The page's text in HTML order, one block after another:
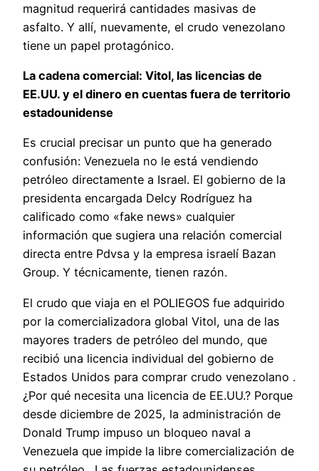
magnitud requerirá cantidades masivas de
asfalto. Y allí, nuevamente, el crudo venezolano
tiene un papel protagónico.
La cadena comercial: Vitol, las licencias de
EE.UU. y el dinero en cuentas fuera de territorio
estadounidense
Es crucial precisar un punto que ha generado
confusión: Venezuela no le está vendiendo
petróleo directamente a Israel. El gobierno de la
presidenta encargada Delcy Rodríguez ha
calificado como «fake news» cualquier
información que sugiera una relación comercial
directa entre Pdvsa y la empresa israelí Bazan
Group. Y técnicamente, tienen razón.
El crudo que viaja en el POLIEGOS fue adquirido
por la comercializadora global Vitol, una de las
mayores traders de petróleo del mundo, que
recibió una licencia individual del gobierno de
Estados Unidos para comprar crudo venezolano .
¿Por qué necesita una licencia de EE.UU.? Porque
desde diciembre de 2025, la administración de
Donald Trump impuso un bloqueo naval a
Venezuela que impide la libre comercialización de